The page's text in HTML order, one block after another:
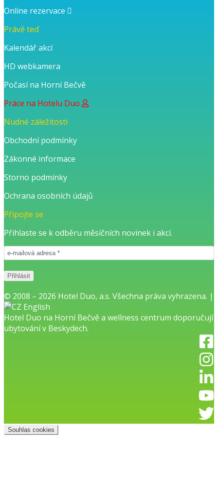
Online rezervace
Právě teď
Kalendář akcí
HD webkamera
Počasí na Horní Bečvě
Práce na Hotelu Duo
Nudné záležitosti
Obchodní podmínky
Zákonné informace
Storno podmínky
Ochrana osobních údajů
Připojte se
Přihlaste se k odběru měsíčních novinek i akcí.
© 2008 – 2026 Hotel Duo, a.s. Všechna práva vyhrazena. |
English
Hotel Duo na Horní Bečvěa wellness centrum doporučují
ubytování v Beskydech.
Souhlas cookies